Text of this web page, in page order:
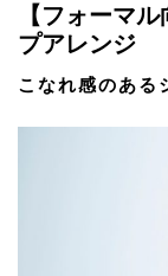
【フォーマ
プアレンジ
こなれ感のある